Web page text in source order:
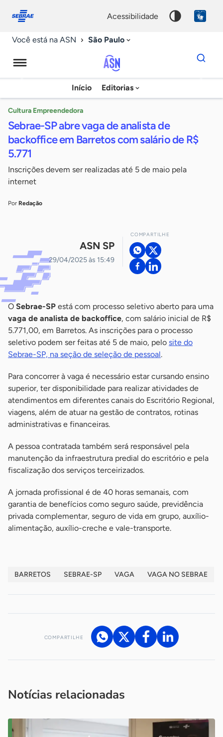
conosco
acessibilidade
Você está na ASN São Paulo
Agência
Sebrae
Notícias
Início Editorias
Dados
para
chave
Cultura Empreendedora
Sebrae-SP abre vaga de analista de
backoffice em Barretos com salário de R$
5.771
Inscrições devem ser realizadas até 5 de maio pela
internet
Por Redação
ASN SP
29/04/2025 às 15:49
COMPARTILHE
O Sebrae-SP está com processo seletivo aberto para uma
vaga de analista de backoffice, com salário inicial de R$
5.771,00, em Barretos. As inscrições para o processo
seletivo podem ser feitas até 5 de maio, pelo site do
Sebrae-SP, na seção de seleção de pessoal.
Para concorrer à vaga é necessário estar cursando ensino
superior, ter disponibilidade para realizar atividades de
atendimentos em diferentes canais do Escritório Regional,
viagens, além de atuar na gestão de contratos, rotinas
administrativas e financeiras.
A pessoa contratada também será responsável pela
manutenção da infraestrutura predial do escritório e pela
fiscalização dos serviços terceirizados.
A jornada profissional é de 40 horas semanais, com
garantia de benefícios como seguro saúde, previdência
privada complementar, seguro de vida em grupo, auxílio-
alimentação, auxílio-creche e vale-transporte.
BARRETOS SEBRAE-SP VAGA VAGA NO SEBRAE
COMPARTILHE
Notícias relacionadas